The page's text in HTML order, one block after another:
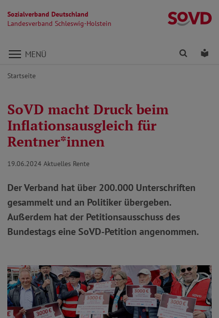
Sozialverband Deutschland
Landesverband Schleswig-Holstein
Direkt zu den Inhalten springen
MENÜ Finden
Startseite
SoVD macht Druck beim
Inflationsausgleich für
Rentner*innen
19.06.2024 Aktuelles Rente
Der Verband hat über 200.000 Unterschriften
gesammelt und an Politiker übergeben.
Außerdem hat der Petitionsausschuss des
Bundestags eine SoVD-Petition angenommen.